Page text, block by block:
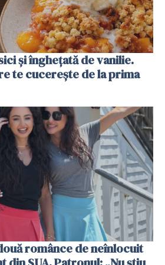
și înghețată de vanilie.
te cucerește de la prima
românce de neînlocuit